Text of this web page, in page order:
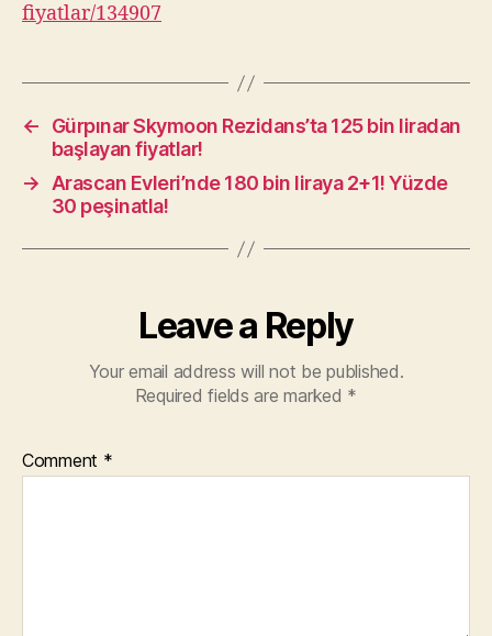
fiyatlar/134907
←
Gürpınar Skymoon Rezidans’ta 125 bin liradan
başlayan fiyatlar!
→
Arascan Evleri’nde 180 bin liraya 2+1! Yüzde
30 peşinatla!
Leave a Reply
Your email address will not be published.
Required fields are marked *
Comment *